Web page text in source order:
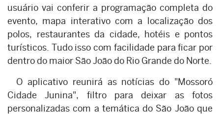
usuário vai conferir a programação completa do
evento, mapa interativo com a localização dos
polos, restaurantes da cidade, hotéis e pontos
turísticos. Tudo isso com facilidade para ficar por
dentro do maior São João do Rio Grande do Norte.
O aplicativo reunirá as notícias do "Mossoró
Cidade Junina", filtro para deixar as fotos
personalizadas com a temática do São João que